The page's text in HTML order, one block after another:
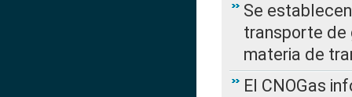
Se
transporte de
materia de
El CNOGas